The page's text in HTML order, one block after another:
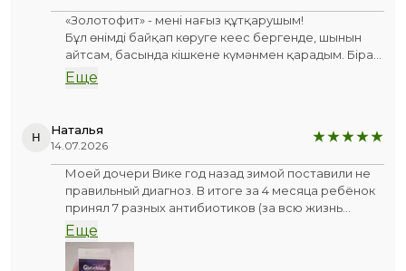
«Золотофит» - менің нағыз құтқарушым!
Бұл өнімді байқап көруге кеңес бергенде, шынын
айтсам, басында кішкене күмәнмен қарадым. Бірақ
нәтижесі барлық күткенімнен де асып түсті.
Нәтижесі алғашқы апталардан-ақ біліне бастады.
түрде алып көріңіздер.
Еще
Н Наталья
14.07.2026
Моей дочери Вике год назад зимой поставили не
правильный диагноз. В итоге за 4 месяца ребёнок
принял 7 разных антибиотиков (за всю жизнь
столько не пили). Иммунитет посадили. Болела
постоянно. Надежда была на лето. Бесконечный
насморк не закончился даже летом.
Еще